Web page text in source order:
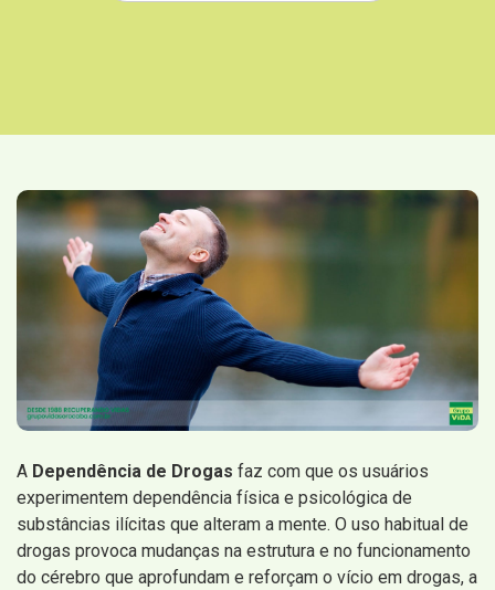
A Dependência de Drogas faz com que os usuários
experimentem dependência física e psicológica de
substâncias ilícitas que alteram a mente. O uso habitual de
drogas provoca mudanças na estrutura e no funcionamento
do cérebro que aprofundam e reforçam o vício em drogas, a